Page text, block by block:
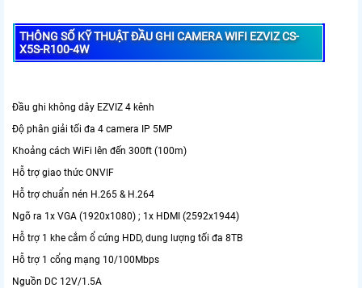
THÔNG SỐ KỸ THUẬT ĐẦU GHI CAMERA WIFI EZVIZ CS-
X5S-R100-4W
Đầu ghi không dây EZVIZ 4 kênh
Độ phân giải tối đa 4 camera IP 5MP
Khoảng cách WiFi lên đến 300ft (100m)
Hỗ trợ giao thức ONVIF
Hỗ trợ chuẩn nén H.265 & H.264
Ngõ ra 1x VGA (1920x1080) ; 1x HDMI (2592x1944)
Hỗ trợ 1 khe cắm ổ cứng HDD, dung lượng tối đa 8TB
Hỗ trợ 1 cổng mạng 10/100Mbps
Nguồn DC 12V/1.5A